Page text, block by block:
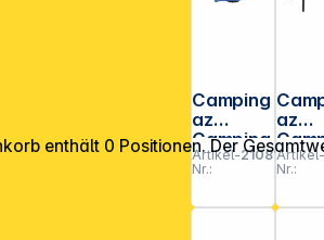
enthält 0 Positionen. Der
Camping
az
Camping
Connect
Artikel-
Nr.:
210816
az
Multi
Cook
Plus
Artikel-
Nr.: